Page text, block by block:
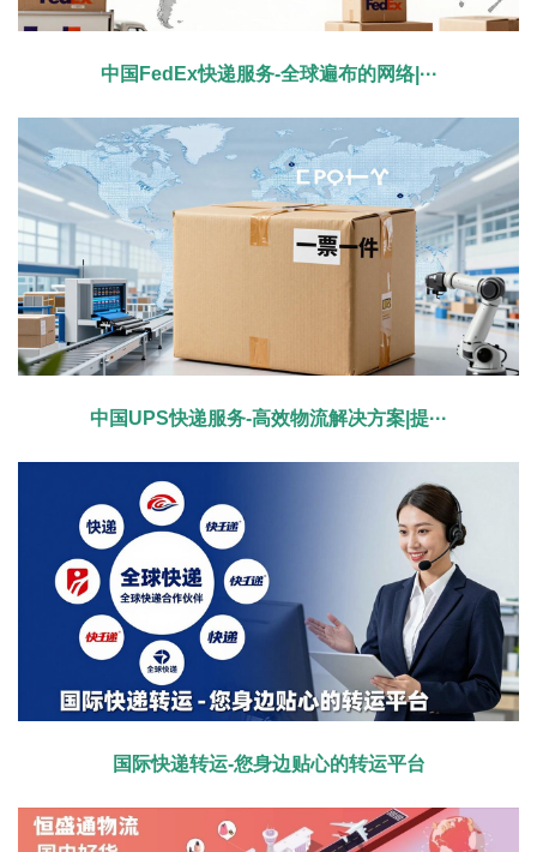
中国FedEx快递服务-全球遍布的网络|···
中国UPS快递服务-高效物流解决方案|提···
国际快递转运-您身边贴心的转运平台